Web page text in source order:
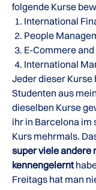
folgende Kurse
International
People
E-Commere
International
Jeder dieser Kurse
Studenten aus
dieselben Kurse
ihr in Barcelona im
Kurs mehrmals.
super viele andere
kennengelernt
Freitags hat man